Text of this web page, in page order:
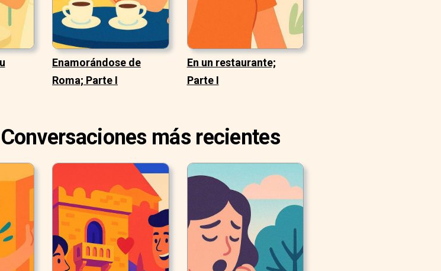
Enamorándose de
Roma; Parte I
En un restaurante;
Parte I
más recientes